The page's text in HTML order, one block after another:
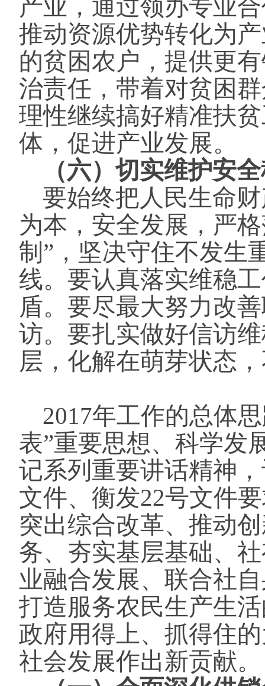
产业，通过领办专业
推动资源优势转化为
的贫困农户，提供更
治责任，带着对贫困
理性继续搞好精准扶
体，促进产业发展。
（六）切实维护安
要始终把人民生命
为本，安全发展，严
制”，坚决守住不发生
线。要认真落实维稳
盾。要尽最大努力改
访。要扎实做好信访
层，化解在萌芽状态
2017年工作的总体
表”重要思想、科学发
记系列重要讲话精神
文件、衡发22号文件
突出综合改革、推动
务、夯实基层基础、
业融合发展、联合社
打造服务农民生产生
政府用得上、抓得住
社会发展作出新贡献。